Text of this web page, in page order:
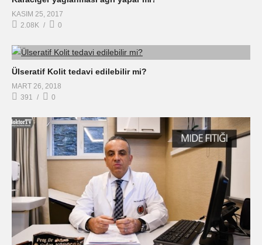
KASIM 25, 2017
2.08K
0
Ülseratif Kolit tedavi edilebilir mi?
MART 26, 2018
391
0